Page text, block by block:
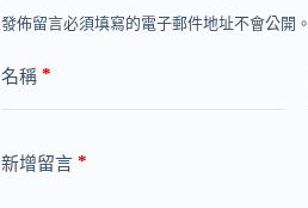
發佈留言必須填寫的電子郵件地址不會公開。
名稱 *
新增留言 *